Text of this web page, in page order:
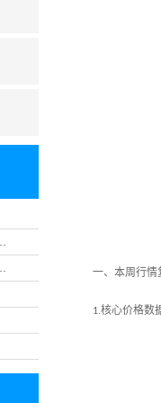
一、本周行情
1.核心价格数